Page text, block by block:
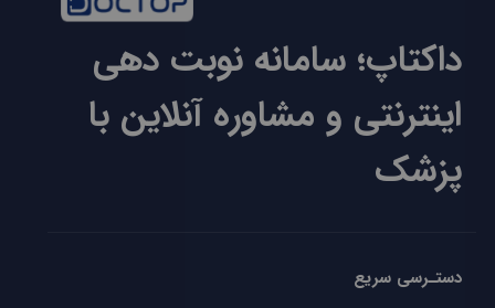
داکتاپ؛ سامانه نوبت دهی
اینترنتی و مشاوره آنلاین با
پزشک
دستـرسی سریع